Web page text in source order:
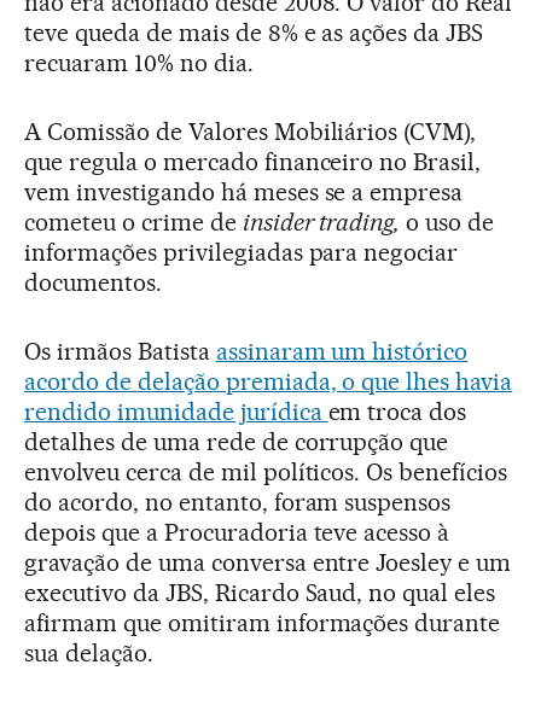
teve queda de mais de 8% e as ações da JBS
recuaram 10% no dia.
A Comissão de Valores Mobiliários (CVM),
que regula o mercado financeiro no Brasil,
vem investigando há meses se a empresa
cometeu o crime de insider trading, o uso de
informações privilegiadas para negociar
documentos.
Os irmãos Batista assinaram um histórico
acordo de delação premiada, o que lhes havia
rendido imunidade jurídica em troca dos
detalhes de uma rede de corrupção que
envolveu cerca de mil políticos. Os benefícios
do acordo, no entanto, foram suspensos
depois que a Procuradoria teve acesso à
gravação de uma conversa entre Joesley e um
executivo da JBS, Ricardo Saud, no qual eles
afirmam que omitiram informações durante
sua delação.